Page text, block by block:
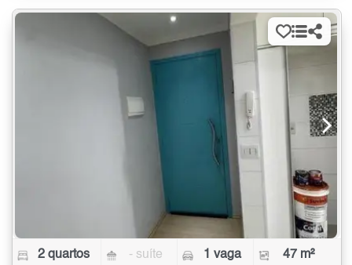
2 quartos - suíte 1 vaga 47 m²